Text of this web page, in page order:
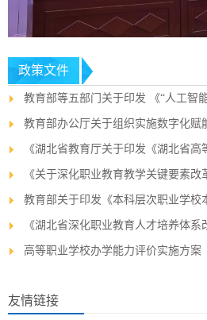
政策文件
教育部等五部门关于印发 《“人工智
教育部办公厅关于组织实施数字化
《湖北省教育厅关于印发《湖北省
《关于深化职业教育教学关键要素
教育部关于印发《本科层次职业学
《湖北省深化职业教育人才培养体
高等职业学校办学能力评价实施方案
友情链接